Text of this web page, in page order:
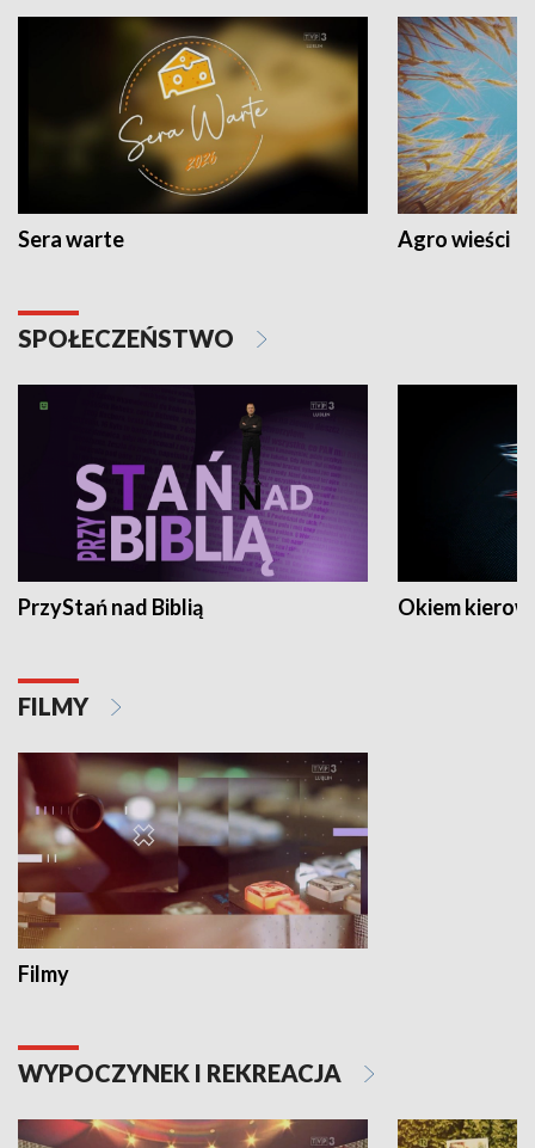
Sera warte Agro wieści
SPOŁECZEŃSTWO
PrzyStań nad Biblią Okiem
FILMY
Filmy
WYPOCZYNEK I REKREACJA